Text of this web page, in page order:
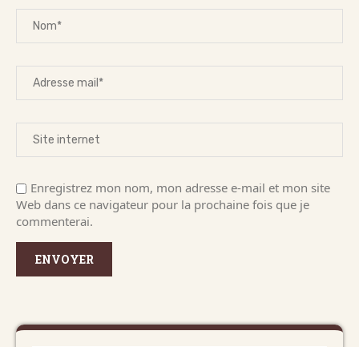
Enregistrez mon nom, mon adresse e-mail et mon site
Web dans ce navigateur pour la prochaine fois que je
commenterai.